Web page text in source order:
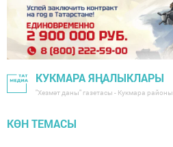
КУКМАРА ЯҢАЛЫКЛАРЫ
"Хезмәт даны" газетасы - Кукмара районы
КӨН ТЕМАСЫ